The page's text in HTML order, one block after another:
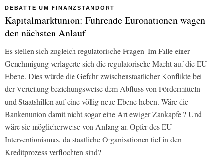
DEBATTE UM FINANZSTANDORT
Kapitalmarktunion: Führende Euronationen wagen
den nächsten Anlauf
Es stellen sich zugleich regulatorische Fragen: Im Falle einer
Genehmigung verlagerte sich die regulatorische Macht auf die EU-
Ebene. Dies würde die Gefahr zwischenstaatlicher Konflikte bei
der Verteilung beziehungsweise dem Abfluss von Fördermitteln
und Staatshilfen auf eine völlig neue Ebene heben. Wäre die
Bankenunion damit nicht sogar eine Art ewiger Zankapfel? Und
wäre sie möglicherweise von Anfang an Opfer des EU-
Interventionismus, da staatliche Organisationen tief in den
Kreditprozess verflochten sind?